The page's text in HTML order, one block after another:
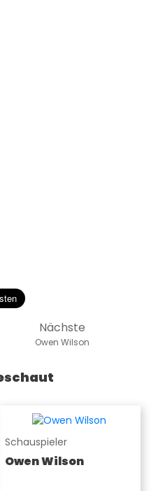
Nächste
Owen Wilson
Schauspieler
Owen Wilson